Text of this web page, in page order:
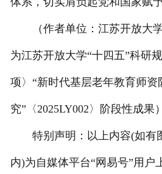
（作者单位：江苏开放大学
为江苏开放大学“十四五”科研
项〉“新时代基层老年教育师资
究”〈2025LY002〉阶段性成果）
特别声明：以上内容(如有
内)为自媒体平台“网易号”用户